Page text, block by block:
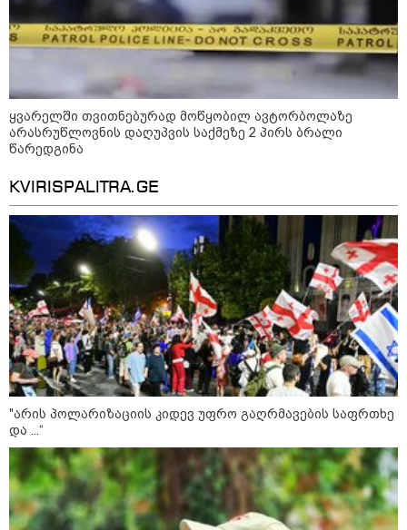
კატეგორიები
9
აგვისტო
ასტროლოგიური
აგვისტო აგარაკზე: ეს 5 საქმე
უნდა მოასწროთ შემოდგომის
დადგომამდე
ფული ამ ზოდიაქოს ნიშნების
ხელში აღმოჩნდება: ვინ
გამდიდრდება?
ყვარელში თვითნებურად მოწყობილ ავტორბოლაზე
არასრუწლოვნის დაღუპვის საქმეზე 2 პირს ბრალი
წარედგინა
KVIRISPALITRA.GE
"არის პოლარიზაციის კიდევ უფრო გაღრმავების საფრთხე
და ...“